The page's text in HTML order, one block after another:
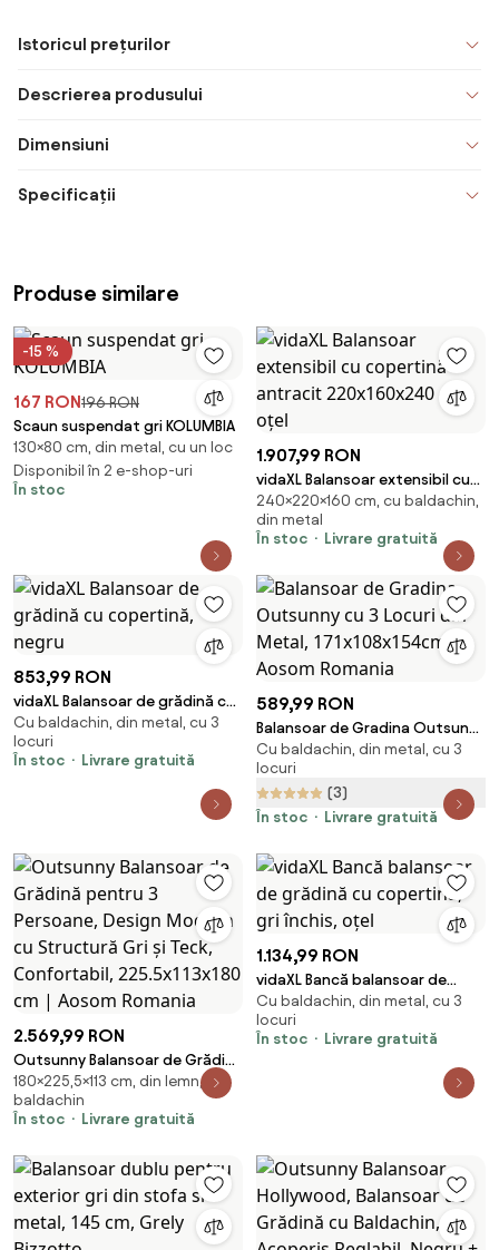
Istoricul prețurilor
Descrierea produsului
Dimensiuni
Specificații
Produse similare
-15 %
167 RON196 RON
Scaun suspendat gri KOLUMBIA
130×80 cm, din metal, cu un loc
Disponibil în 2 e-shop-uri
În stoc
1.907,99 RON
vidaXL Balansoar extensibil cu
copertină antracit
220x160x240 cm oțel
240×220×160 cm, cu baldachin,
din metal
În stoc
Livrare gratuită
853,99 RON
vidaXL Balansoar de grădină cu
copertină, negru
Cu baldachin, din metal, cu 3
locuri
În stoc
Livrare gratuită
589,99 RON
Balansoar de Gradina Outsunny
cu 3 Locuri din Metal,
171x108x154cm | Aosom Romania
Cu baldachin, din metal, cu 3
locuri
(3)
În stoc
Livrare gratuită
2.569,99 RON
Outsunny Balansoar de Grădină
pentru 3 Persoane, Design
Modern cu Structură Gri și
Teck, Confortabil,
Romania
180×225,5×113 cm, din lemn, cu
baldachin
În stoc
Livrare gratuită
1.134,99 RON
vidaXL Bancă balansoar de
grădină cu copertină, gri închis,
oțel
Cu baldachin, din metal, cu 3
locuri
În stoc
Livrare gratuită